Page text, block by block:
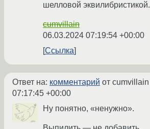
шелловой эквилибристикой.
cumvillain
06.03.2024 07:19:54 +00:00
Ссылка
Ответ на: комментарий от cumvillain
07:17:45 +00:00
Ну понятно, «ненужно».